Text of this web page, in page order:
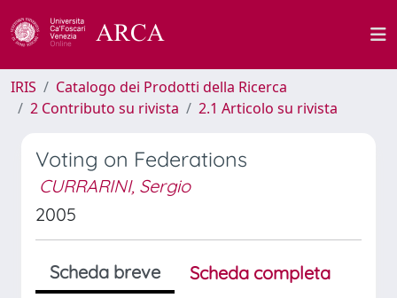
IRIS
Catalogo dei Prodotti della Ricerca
2 Contributo su rivista
2.1 Articolo su rivista
Voting on Federations
CURRARINI, Sergio
2005
Scheda breve
Scheda completa